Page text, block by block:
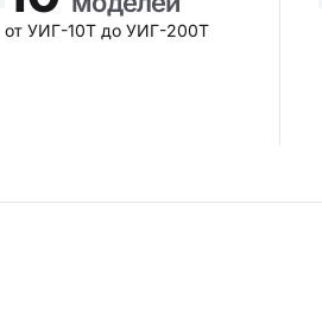
от УИГ-10Т до УИГ-200Т